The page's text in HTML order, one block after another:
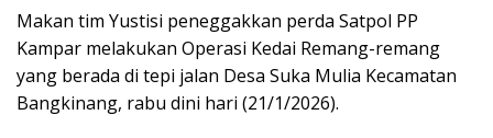
p k
Makan tim Yustisi peneggakkan perda Satpol PP
Kampar melakukan Operasi Kedai Remang-remang
yang berada di tepi jalan Desa Suka Mulia Kecamatan
Bangkinang, rabu dini hari (21/1/2026).